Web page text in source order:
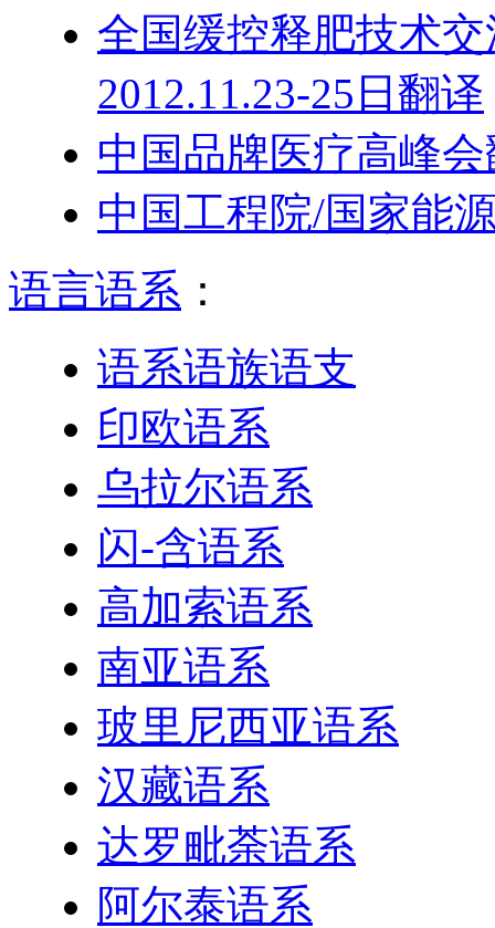
全国缓控释肥技术
2012.11.23-25日翻译
中国品牌医疗高峰
中国工程院/国家能
语言语系 ：
语系语族语支
印欧语系
乌拉尔语系
闪-含语系
高加索语系
南亚语系
玻里尼西亚语系
汉藏语系
达罗毗荼语系
阿尔泰语系